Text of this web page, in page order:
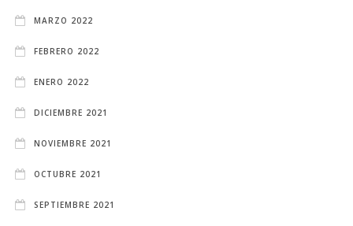
MARZO 2022
FEBRERO 2022
ENERO 2022
DICIEMBRE 2021
NOVIEMBRE 2021
OCTUBRE 2021
SEPTIEMBRE 2021